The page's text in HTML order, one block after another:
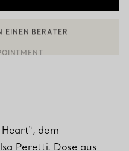
dem
Peretti. Dose aus